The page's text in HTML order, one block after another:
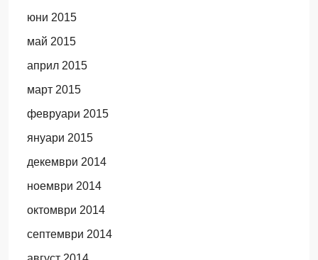
юни 2015
май 2015
април 2015
март 2015
февруари 2015
януари 2015
декември 2014
ноември 2014
октомври 2014
септември 2014